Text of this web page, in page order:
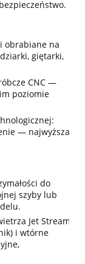
obrabiane na
giętarki,
CNC —
poziomie
— najwyższa
do
szyby lub
Jet Stream
i wtórne